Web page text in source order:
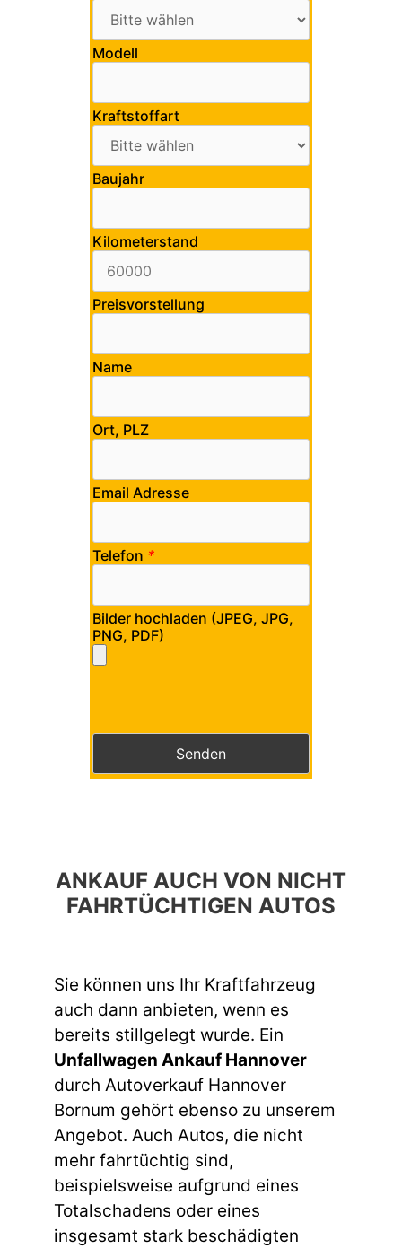
Modell
Kraftstoffart
Baujahr
Kilometerstand
Preisvorstellung
Name
Ort, PLZ
Email Adresse
Telefon *
Bilder hochladen (JPEG, JPG,
PNG, PDF)
Bitte lasse dieses Feld leer.
ANKAUF AUCH VON NICHT
FAHRTÜCHTIGEN AUTOS
Sie können uns Ihr Kraftfahrzeug
auch dann anbieten, wenn es
bereits stillgelegt wurde. Ein
Unfallwagen Ankauf Hannover
durch Autoverkauf Hannover
Bornum gehört ebenso zu unserem
Angebot. Auch Autos, die nicht
mehr fahrtüchtig sind,
beispielsweise aufgrund eines
Totalschadens oder eines
insgesamt stark beschädigten